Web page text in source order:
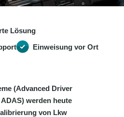
Lösung
Einweisung vor Ort
(Advanced Driver
werden heute
von Lkw